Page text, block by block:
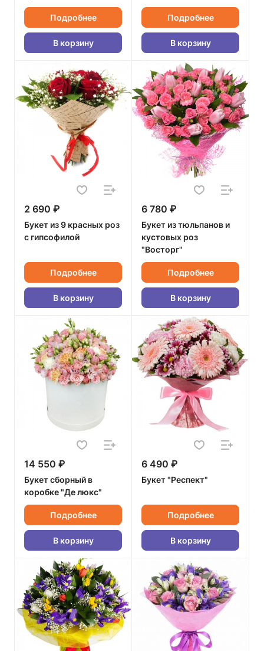
Подробнее
В корзину
Подробнее
В корзину
2 690 ₽
Букет из 9 красных роз
с гипсофилой
Подробнее
В корзину
6 780 ₽
Букет из тюльпанов и
кустовых роз
"Восторг"
Подробнее
В корзину
14 550 ₽
Букет сборный в
коробке "Де люкс"
Подробнее
В корзину
6 490 ₽
Букет "Респект"
Подробнее
В корзину